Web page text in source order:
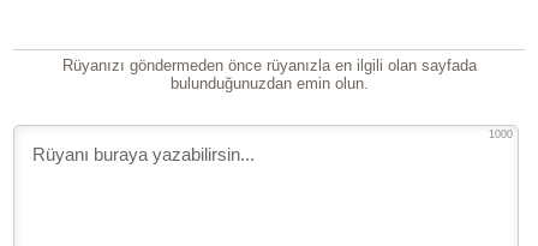
Rüyanızı göndermeden önce rüyanızla en ilgili olan sayfada
bulunduğunuzdan emin olun.
1000